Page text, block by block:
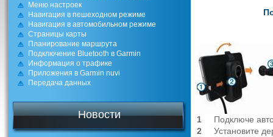
Меню настроек
Навигация в пешеходном режиме
Навигация в автомобильном режиме
Страницы карты
Планирование маршрута
Подключение Bluetooth в Garmin
Информация о трафике
Приложения в Garmin nuvi
Передача данных
Новости 1 Подключе
2
Установите